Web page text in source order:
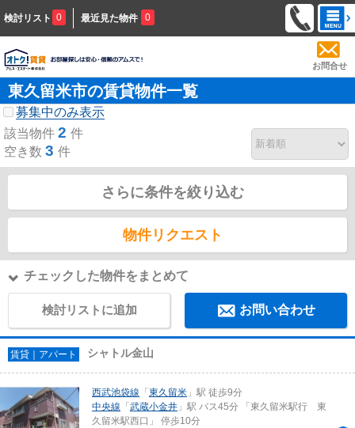
検討リスト 0 最近見た物件 0
お問合せ
東久留米市の賃貸物件一覧
募集中のみ表示
該当物件 2 件
空き数 3 件
さらに条件を絞り込む
物件リクエスト
チェックした物件をまとめて
検討リストに追加 お問い合わせ
賃貸｜アパート シャトル金山
西武池袋線 「 東久留米 」駅 徒歩9分
中央線 「 武蔵小金井 」駅 バス45分 「東久留米駅行 東
久留米駅西口」 停歩10分